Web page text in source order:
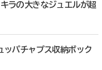
ラの大きなジュエルが超
ッパチャプス収納ボック